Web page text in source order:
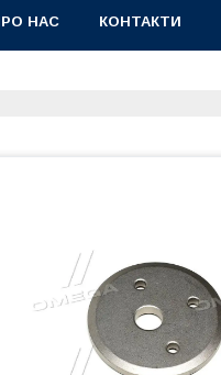
НАС КОНТАКТИ